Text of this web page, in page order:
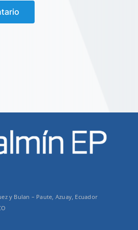
y Bulan – Paute, Azuay, Ecuador